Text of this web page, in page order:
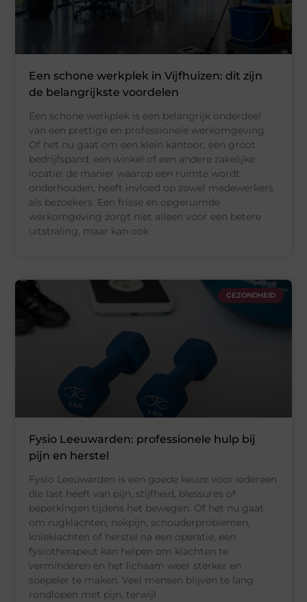
Een schone werkplek in Vijfhuizen: dit zijn
de belangrijkste voordelen
Een schone werkplek is een belangrijk onderdeel
van een prettige en professionele werkomgeving.
Of het nu gaat om een klein kantoor, een groot
bedrijfspand, een winkel of een andere zakelijke
locatie: de manier waarop een ruimte wordt
onderhouden, heeft invloed op zowel medewerkers
als bezoekers. Een frisse en opgeruimde
werkomgeving zorgt niet alleen voor een betere
uitstraling, maar kan ook
GEZONDHEID
Fysio Leeuwarden: professionele hulp bij
pijn en herstel
Fysio Leeuwarden is een goede keuze voor iedereen
die last heeft van pijn, stijfheid, blessures of
beperkingen tijdens het bewegen. Of het nu gaat
om rugklachten, nekpijn, schouderproblemen,
knieklachten of herstel na een operatie, een
fysiotherapeut kan helpen om klachten te
verminderen en het lichaam weer sterker en
soepeler te maken. Veel mensen blijven te lang
rondlopen met pijn, terwijl